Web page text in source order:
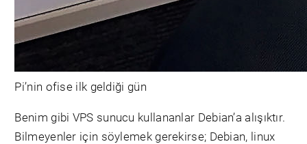
Pi’nin ofise ilk geldiği gün
Benim gibi VPS sunucu kullananlar Debian’a alışıktır.
Bilmeyenler için söylemek gerekirse; Debian, linux